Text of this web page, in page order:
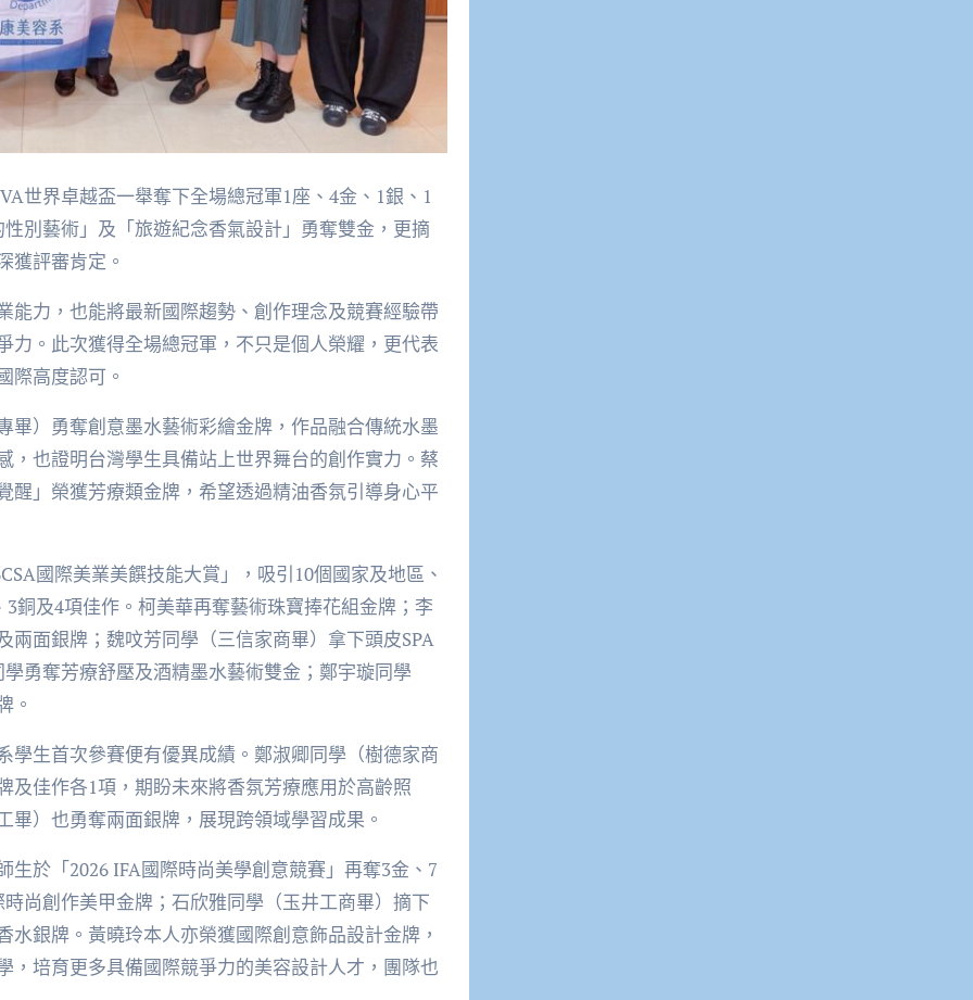
世界卓越盃一舉奪下全場總冠軍1座、4金、1銀、1
別藝術」及「旅遊紀念香氣設計」勇奪雙金，更摘
獲評審肯定。
能力，也能將最新國際趨勢、創作理念及競賽經驗帶
力。此次獲得全場總冠軍，不只是個人榮耀，更代表
際高度認可。
畢）勇奪創意墨水藝術彩繪金牌，作品融合傳統水墨
，也證明台灣學生具備站上世界舞台的創作實力。蔡
醒」榮獲芳療類金牌，希望透過精油香氛引導身心平
國際美業美饌技能大賞」，吸引10個國家及地區、
銅及4項佳作。柯美華再奪藝術珠寶捧花組金牌；李
面銀牌；魏呅芳同學（三信家商畢）拿下頭皮SPA
勇奪芳療舒壓及酒精墨水藝術雙金；鄭宇璇同學
。
學生首次參賽便有優異成績。鄭淑卿同學（樹德家商
佳作各1項，期盼未來將香氛芳療應用於高齡照
）也勇奪兩面銀牌，展現跨領域學習成果。
於「2026 IFA國際時尚美學創意競賽」再奪3金、7
尚創作美甲金牌；石欣雅同學（玉井工商畢）摘下
銀牌。黃曉玲本人亦榮獲國際創意飾品設計金牌，
，培育更多具備國際競爭力的美容設計人才，團隊也